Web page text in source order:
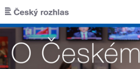
Přejít k hlavnímu obsahu